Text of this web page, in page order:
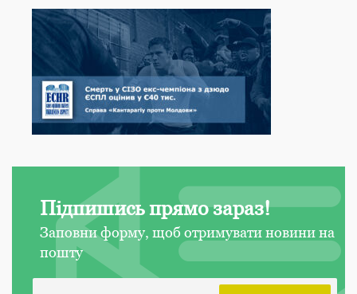
Підпишись прямо зараз!
Заповни форму, щоб отримувати новини на
пошту